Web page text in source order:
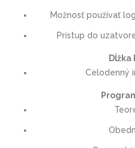
Možnosť používať
Prístup do
Dĺžka
Celodenný